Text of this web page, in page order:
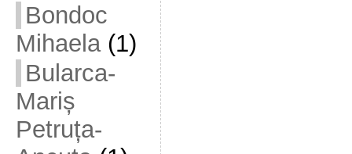
Bondoc
Mihaela(1)
Bularca-
Mariș
Petruța-